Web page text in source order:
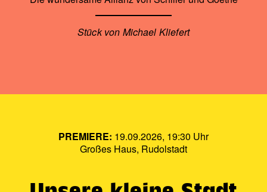
Stück von Michael Kliefert
PREMIERE: 19.09.2026, 19:30 Uhr
Großes Haus, Rudolstadt